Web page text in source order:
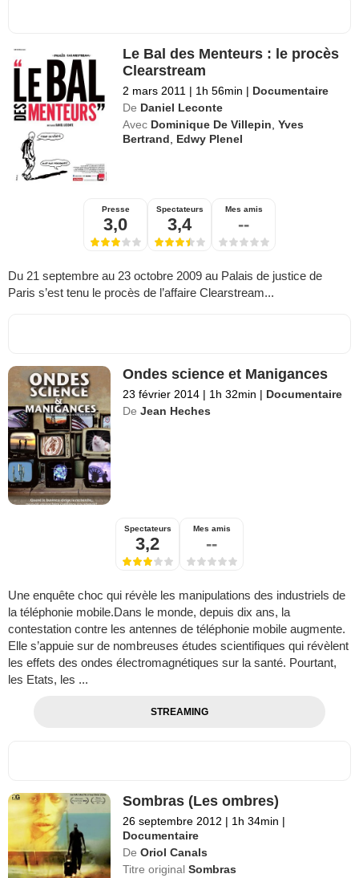
Le Bal des Menteurs : le procès
Clearstream
2 mars 2011 | 1h 56min | Documentaire
De Daniel Leconte
Avec Dominique De Villepin ,Yves
Bertrand
Edwy Plenel
Presse
3,0
Spectateurs
3,4
Mes amis
--
Du 21 septembre au 23 octobre 2009 au Palais de justice de
Paris s’est tenu le procès de l’affaire Clearstream...
Ondes science et Manigances
23 février 2014 | 1h 32min | Documentaire
De Jean Heches
Spectateurs
3,2
Mes amis
--
Une enquête choc qui révèle les manipulations des industriels de
la téléphonie mobile.Dans le monde, depuis dix ans, la
contestation contre les antennes de téléphonie mobile augmente.
Elle s’appuie sur de nombreuses études scientifiques qui révèlent
les effets des ondes électromagnétiques sur la santé. Pourtant,
les Etats, les ...
STREAMING
Sombras (Les ombres)
26 septembre 2012 | 1h 34min |
Documentaire
De Oriol Canals
Titre originalSombras